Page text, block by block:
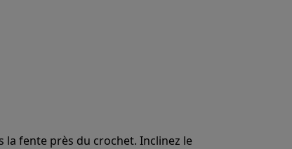
fente près du crochet. Inclinez le